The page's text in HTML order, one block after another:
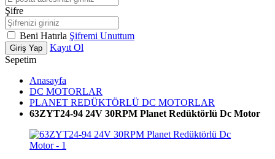
Şifre
Beni Hatırla Şifremi Unuttum
Giriş Yap
Kayıt Ol
Sepetim
Anasayfa
DC MOTORLAR
PLANET REDÜKTÖRLÜ DC MOTORLAR
63ZYT24-94 24V 30RPM Planet Redüktörlü Dc Motor